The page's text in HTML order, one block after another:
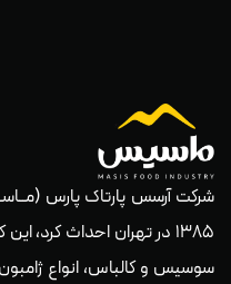
شرکت آرسس پارتاک پارس
۱۳۸۵ در تهران احداث کرد،
سوسیس و کالباس، انواع